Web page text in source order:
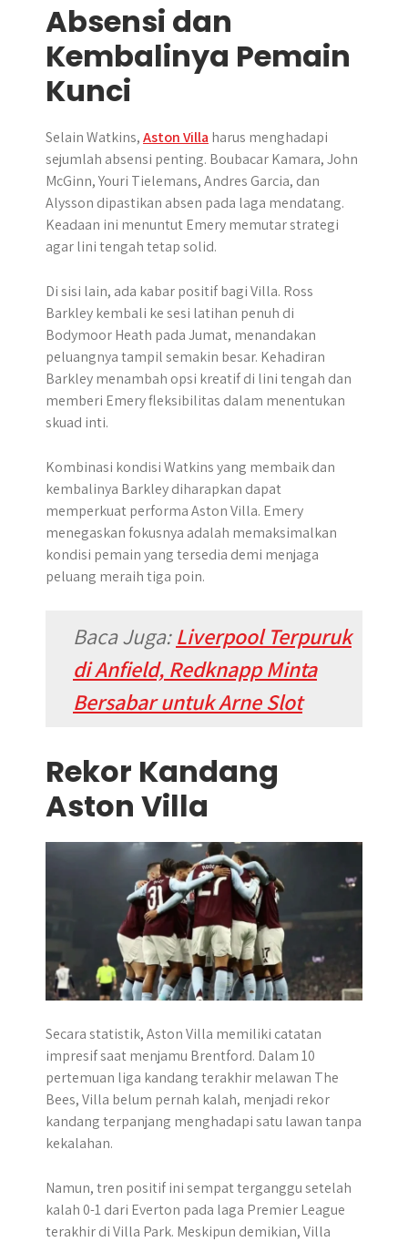
Absensi dan
Kembalinya Pemain
Kunci
Selain Watkins,Aston Villa harus menghadapi
sejumlah absensi penting. Boubacar Kamara, John
McGinn, Youri Tielemans, Andres Garcia, dan
Alysson dipastikan absen pada laga mendatang.
Keadaan ini menuntut Emery memutar strategi
agar lini tengah tetap solid.
Di sisi lain, ada kabar positif bagi Villa. Ross
Barkley kembali ke sesi latihan penuh di
Bodymoor Heath pada Jumat, menandakan
peluangnya tampil semakin besar. Kehadiran
Barkley menambah opsi kreatif di lini tengah dan
memberi Emery fleksibilitas dalam menentukan
skuad inti.
Kombinasi kondisi Watkins yang membaik dan
kembalinya Barkley diharapkan dapat
memperkuat performa Aston Villa. Emery
menegaskan fokusnya adalah memaksimalkan
kondisi pemain yang tersedia demi menjaga
peluang meraih tiga poin.
Baca Juga:Liverpool Terpuruk
di Anfield, Redknapp Minta
Bersabar untuk Arne Slot
Rekor Kandang
Aston Villa
Secara statistik, Aston Villa memiliki catatan
impresif saat menjamu Brentford. Dalam 10
pertemuan liga kandang terakhir melawan The
Bees, Villa belum pernah kalah, menjadi rekor
kandang terpanjang menghadapi satu lawan tanpa
kekalahan.
Namun, tren positif ini sempat terganggu setelah
kalah 0-1 dari Everton pada laga Premier League
terakhir di Villa Park. Meskipun demikian, Villa